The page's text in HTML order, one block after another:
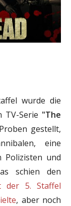
wurde die
TV-Serie "The
gestellt,
eine
Polizisten und
schien den
der 5. Staffel
, aber noch